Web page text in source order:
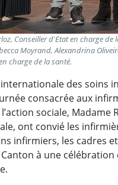
Conseiller d'Etat en charge
Moyrand, Alexandrina
charge de la santé.
internationale des soins
consacrée aux
sociale, Madame
ont convié les
infirmiers, les cadres
à une